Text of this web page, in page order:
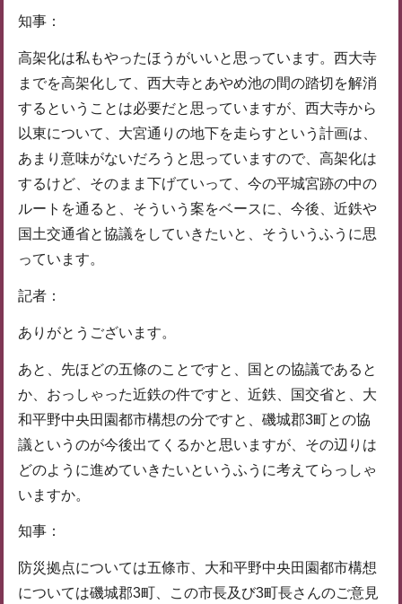
知事：
高架化は私もやったほうがいいと思っています。西大寺
までを高架化して、西大寺とあやめ池の間の踏切を解消
するということは必要だと思っていますが、西大寺から
以東について、大宮通りの地下を走らすという計画は、
あまり意味がないだろうと思っていますので、高架化は
するけど、そのまま下げていって、今の平城宮跡の中の
ルートを通ると、そういう案をベースに、今後、近鉄や
国土交通省と協議をしていきたいと、そういうふうに思
っています。
記者：
ありがとうございます。
あと、先ほどの五條のことですと、国との協議であると
か、おっしゃった近鉄の件ですと、近鉄、国交省と、大
和平野中央田園都市構想の分ですと、磯城郡3町との協
議というのが今後出てくるかと思いますが、その辺りは
どのように進めていきたいというふうに考えてらっしゃ
いますか。
知事：
防災拠点については五條市、大和平野中央田園都市構想
については磯城郡3町、この市長及び3町長さんのご意見